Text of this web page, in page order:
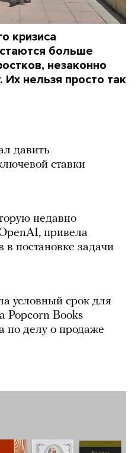
кризиса
больше
незаконно
Их нельзя просто так
давить
ставки
недавно
привела
в постановке задачи
условный срок для
Popcorn Books
по делу о продаже